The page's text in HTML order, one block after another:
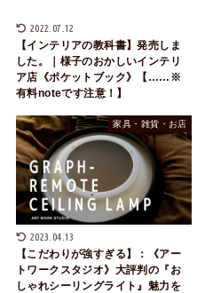
2022.07.12
【インテリアの教科書】発売しま
した。｜様子のおかしいインテリ
ア店《ポケットブック》【……※
有料noteです注意！】
家具・雑貨・お店
2023.04.13
【こだわりが強すぎる】：《アー
トワークスタジオ》大評判の『お
しゃれシーリングライト』魅力を